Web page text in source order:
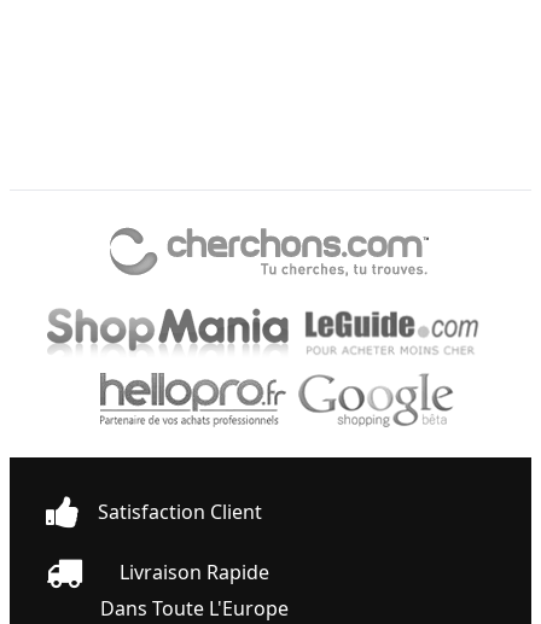
Satisfaction Client
Livraison Rapide
Dans Toute L'Europe